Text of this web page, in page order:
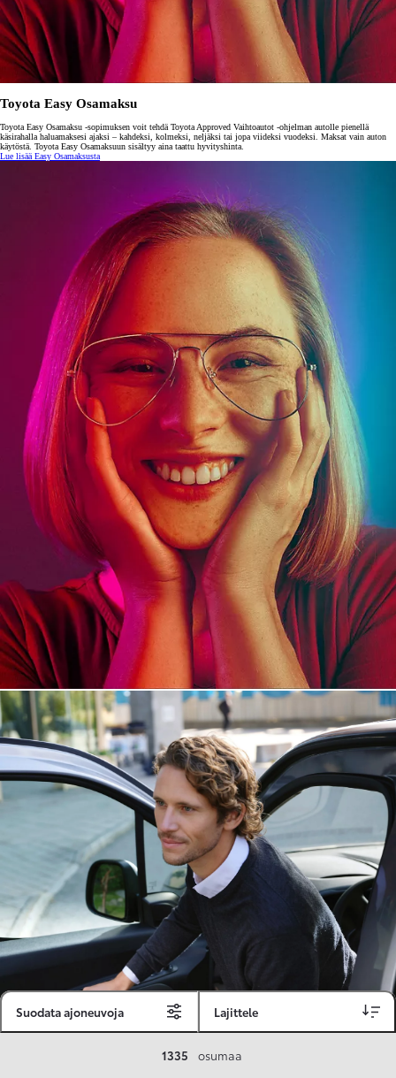
Suodata ajoneuvoja Lajittele
1335 osumaa
Toyota Easy Osamaksu
Toyota Easy Osamaksu -sopimuksen voit tehdä Toyota Approved Vaihtoautot -ohjelman autolle pienellä
käsirahalla haluamaksesi ajaksi – kahdeksi, kolmeksi, neljäksi tai jopa viideksi vuodeksi. Maksat vain auton
käytöstä. Toyota Easy Osamaksuun sisältyy aina taattu hyvityshinta.
Lue lisää Easy Osamaksusta